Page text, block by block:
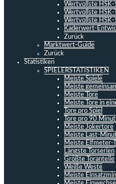
Wertvollste HSK-
Wertvollste HSK-
Wertvollste HSK-
Kaderwert-
Zurück
Marktwert-Guide
Zurück
Statistiken
SPIELERSTATISTIKEN
Meiste Spiele
Meiste
Meiste Tore
Meiste Tore in
Tore pro Spiel
Tore pro 90
Meiste Jokertore
Meiste Last-
Meiste Elfmeter-
Längste Torserien
Größte Toranteile
Weiße Weste
Meiste